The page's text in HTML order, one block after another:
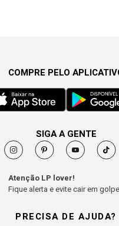
PRECISA DE AJUDA?
COMPRE PELO
SIGA A GENTE
Atenção LP lover!
Fique alerta e evite cair em